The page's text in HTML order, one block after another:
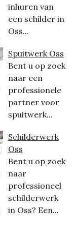
inhuren van
een schilder in
Oss...
Spuitwerk Oss
Bent u op zoek
naar een
professionele
partner voor
spuitwerk...
Schilderwerk
Oss
Bent u op zoek
naar
professioneel
schilderwerk
in Oss? Een...